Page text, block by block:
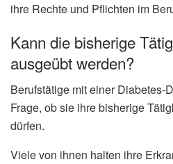
ihre Rechte und Pflichten im
Kann die bisherige
ausgeübt werden?
Berufstätige mit einer Diabetes-
Frage, ob sie ihre bisherige
dürfen.
Viele von ihnen halten ihre